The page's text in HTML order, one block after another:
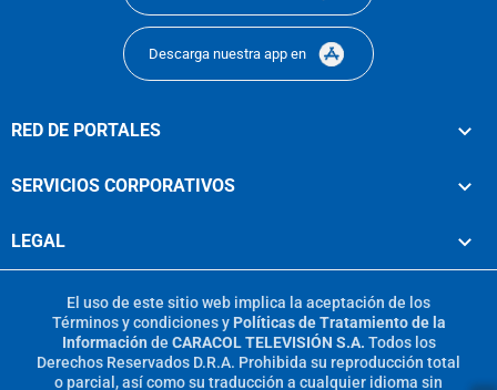
Descarga nuestra app en
RED DE PORTALES
SERVICIOS CORPORATIVOS
LEGAL
El uso de este sitio web implica la aceptación de los
Términos y condicionesy Políticas de Tratamiento de la
Información de CARACOL TELEVISIÓN S.A. Todos los
Derechos Reservados D.R.A. Prohibida su reproducción total
o parcial, así como su traducción a cualquier idioma sin